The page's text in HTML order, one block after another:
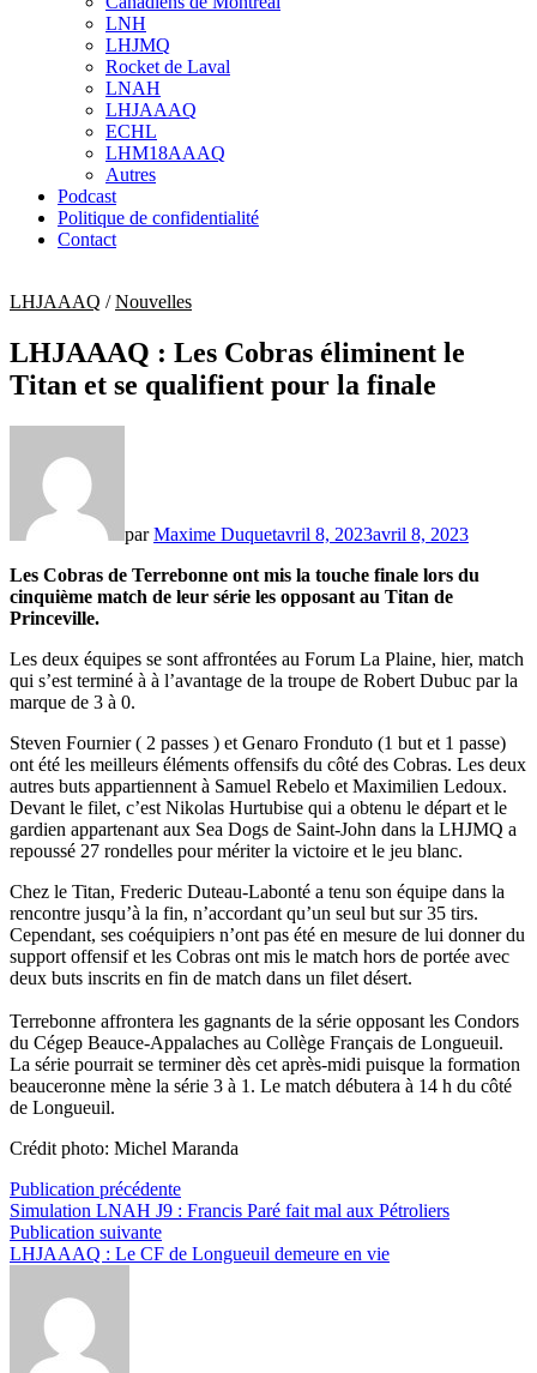
sub
menu
LNH
LHJMQ
Rocket de Laval
LNAH
LHJAAAQ
ECHL
LHM18AAAQ
Autres
Podcast
Politique de confidentialité
Contact
LHJAAAQ /Nouvelles
LHJAAAQ : Les Cobras éliminent le
Titan et se qualifient pour la finale
parMaxime Duquetavril 8, 2023avril 8, 2023
Les Cobras de Terrebonne ont mis la touche finale lors du
cinquième match de leur série les opposant au Titan de
Princeville.
Les deux équipes se sont affrontées au Forum La Plaine, hier, match
qui s’est terminé à à l’avantage de la troupe de Robert Dubuc par la
marque de 3 à 0.
Steven Fournier ( 2 passes ) et Genaro Fronduto (1 but et 1 passe)
ont été les meilleurs éléments offensifs du côté des Cobras. Les deux
autres buts appartiennent à Samuel Rebelo et Maximilien Ledoux.
Devant le filet, c’est Nikolas Hurtubise qui a obtenu le départ et le
gardien appartenant aux Sea Dogs de Saint-John dans la LHJMQ a
repoussé 27 rondelles pour mériter la victoire et le jeu blanc.
Chez le Titan, Frederic Duteau-Labonté a tenu son équipe dans la
rencontre jusqu’à la fin, n’accordant qu’un seul but sur 35 tirs.
Cependant, ses coéquipiers n’ont pas été en mesure de lui donner du
support offensif et les Cobras ont mis le match hors de portée avec
deux buts inscrits en fin de match dans un filet désert.
Terrebonne affrontera les gagnants de la série opposant les Condors
du Cégep Beauce-Appalaches au Collège Français de Longueuil.
La série pourrait se terminer dès cet après-midi puisque la formation
beauceronne mène la série 3 à 1. Le match débutera à 14 h du côté
de Longueuil.
Crédit photo: Michel Maranda
Navigation
de
l’article
Publication précédentePublication
précédente :
Simulation LNAH J9 : Francis Paré fait mal aux Pétroliers
Publication suivantePublication
suivante :
LHJAAAQ : Le CF de Longueuil demeure en vie